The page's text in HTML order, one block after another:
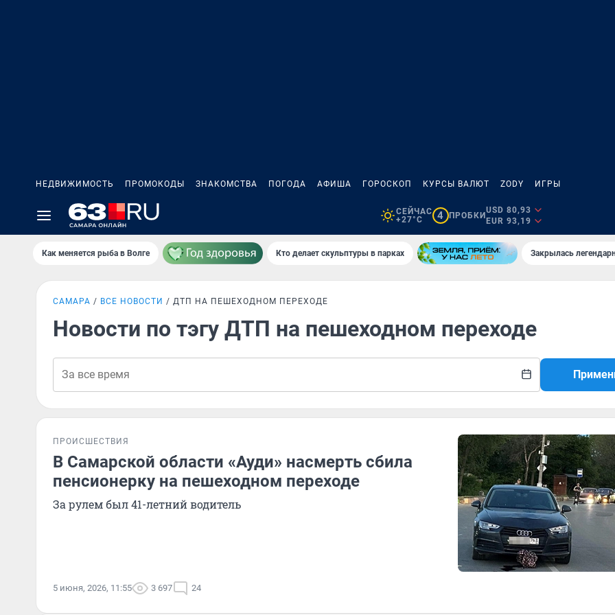
НЕДВИЖИМОСТЬ ПРОМОКОДЫ ЗНАКОМСТВА ПОГОДА АФИША ГОРОСКОП КУРСЫ ВАЛЮТ ZODY ИГРЫ
СЕЙЧАС
+27°C
4 ПРОБКИ
USD 80,93
EUR 93,19
Как меняется рыба в Волге Кто делает скульптуры в парках Закрылась
САМАРА ВСЕ НОВОСТИ ДТП НА ПЕШЕХОДНОМ ПЕРЕХОДЕ
Новости по тэгу ДТП на пешеходном переходе
ПРОИСШЕСТВИЯ
В Самарской области «Ауди» насмерть сбила
пенсионерку на пешеходном переходе
За рулем был 41-летний водитель
5 июня, 2026, 11:55 3 697 24